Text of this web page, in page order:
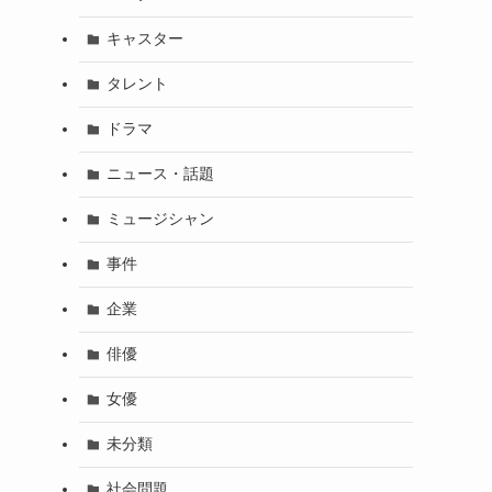
キャスター
タレント
ドラマ
ニュース・話題
ミュージシャン
事件
企業
俳優
女優
未分類